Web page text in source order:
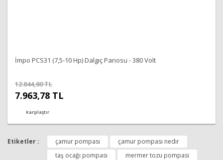
İmpo PCS31 (7,5-10 Hp) Dalgıç Panosu - 380 Volt
12.844,80 TL
7.963,78 TL
Karşılaştır
Etiketler : çamur pompası
çamur pompası nedir
taş ocağı pompası
mermer tozu pompası